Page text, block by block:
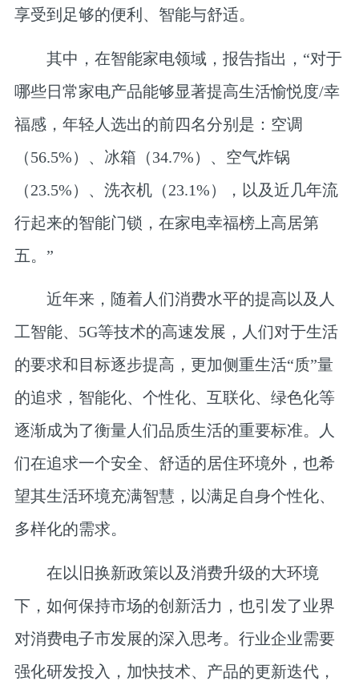
享受到足够的便利、智能与舒适。
其中，在智能家电领域，报告指出，“对于
哪些日常家电产品能够显著提高生活愉悦度/幸
福感，年轻人选出的前四名分别是：空调
（56.5%）、冰箱（34.7%）、空气炸锅
（23.5%）、洗衣机（23.1%），以及近几年流
行起来的智能门锁，在家电幸福榜上高居第
五。”
近年来，随着人们消费水平的提高以及人
工智能、5G等技术的高速发展，人们对于生活
的要求和目标逐步提高，更加侧重生活“质”量
的追求，智能化、个性化、互联化、绿色化等
逐渐成为了衡量人们品质生活的重要标准。人
们在追求一个安全、舒适的居住环境外，也希
望其生活环境充满智慧，以满足自身个性化、
多样化的需求。
在以旧换新政策以及消费升级的大环境
下，如何保持市场的创新活力，也引发了业界
对消费电子市发展的深入思考。行业企业需要
强化研发投入，加快技术、产品的更新迭代，